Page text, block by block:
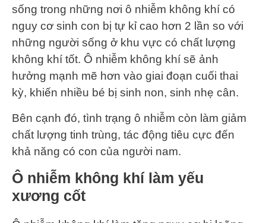
sống trong những nơi ô nhiễm không khí có
nguy cơ sinh con bị tự kỉ cao hơn 2 lần so với
những người sống ở khu vực có chất lượng
không khí tốt. Ô nhiễm không khí sẽ ảnh
hưởng mạnh mẽ hơn vào giai đoạn cuối thai
kỳ, khiến nhiều bé bị sinh non, sinh nhẹ cân.
Bên cạnh đó, tình trạng ô nhiễm còn làm giảm
chất lượng tinh trùng, tác động tiêu cực đến
khả năng có con của người nam.
Ô nhiễm không khí làm yếu
xương cốt